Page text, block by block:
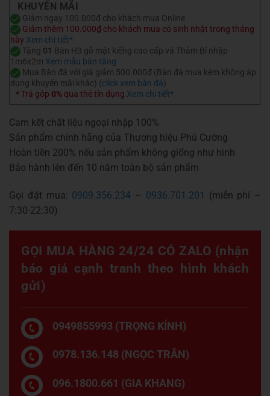
KHUYẾN MÃI
Giảm ngay 100.000đ cho khách mua Online
Giảm thêm 100.000₫ cho khách mua có sinh nhật trong tháng
này Xem chi tiết*
Tặng 01 Bàn H3 gỗ mặt kiếng cao cấp và Thảm Bỉ nhập
1m6x2m Xem mẫu bàn tặng
Mua Bàn đá với giá giảm 500.000đ (Bàn đá mua kèm không áp
dụng khuyến mãi khác) (click xem bàn đá)
* Trả góp 0% qua thẻ tín dụng Xem chi tiết*
Cam kết chất liệu ngoại nhập 100%
Sản phẩm chính hãng của Thương hiệu Phú Cường
Hoàn tiền 200% nếu sản phẩm không giống như hình
Bảo hành lên đến 10 năm toàn bộ sản phẩm
Gọi đặt mua: 0909.356.234 – 0936.701.201
(miễn phí –
7:30-22:30)
GỌI MUA HÀNG 24/24 CÓ ZALO (nhận
báo giá cạnh tranh theo hình khách
gửi)
0949855993 (TRỌNG KÍNH)
0978.136.148 (NGỌC TRÂN)
096.1800.661 (GIA KHANG)